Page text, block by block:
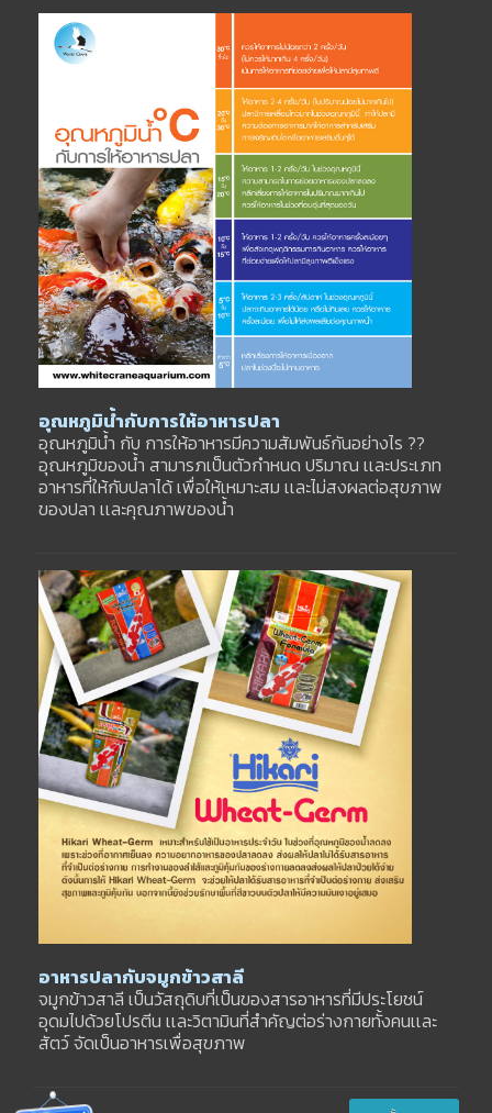
อุณหภูมิน้ำกับการให้อาหารปลา
อุณหภูมิน้ำ กับ การให้อาหารมีความสัมพันธ์กันอย่างไร ??
อุณหภูมิของน้ำ สามารภเป็นตัวกำหนด ปริมาณ เเละประเภท
อาหารที่ให้กับปลาได้ เพื่อให้เหมาะสม เเละไม่สงผลต่อสุขภาพ
ของปลา เเละคุณภาพของน้ำ
อาหารปลากับจมูกข้าวสาลี
จมูกข้าวสาลี เป็นวัสถุดิบที่เป็นของสารอาหารที่มีประโยชน์
อุดมไปด้วยโปรตีน เเละวิตามินที่สำคัญต่อร่างกายทั้งคนเเละ
สัตว์ จัดเป็นอาหารเพื่อสุขภาพ